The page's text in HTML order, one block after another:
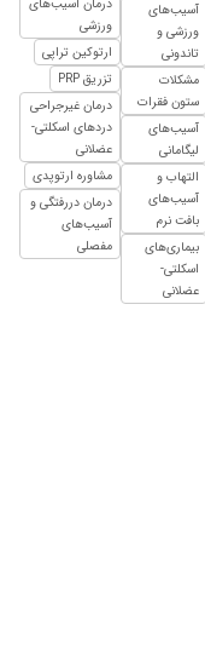
آسیب‌های
ورزشی و
تاندونی
مشکلات
ستون فقرات
آسیب‌های
لیگامانی
التهاب و
آسیب‌های
بافت نرم
بیماری‌های
اسکلتی-
عضلانی
ورزشی
ارتوکین تراپی
تزریق PRP
درمان غیرجراحی
دردهای اسکلتی-
عضلانی
مشاوره ارتوپدی
درمان دررفتگی و
آسیب‌های
مفصلی